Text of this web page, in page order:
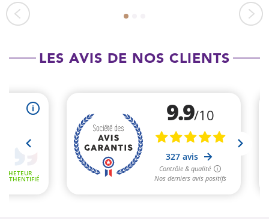
LES AVIS DE NOS CLIENTS